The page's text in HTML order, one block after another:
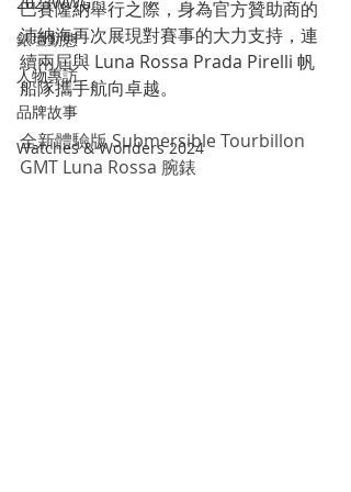
錶壇動態
人物專訪
品牌故事
Watches & Wonders 2024
巴賽隆納舉行之際，身為官方贊助商的
沛納海再次展現對賽事的大力支持，連
續兩屆與 Luna Rossa Prada Pirelli 帆
船隊攜手航向卓越。
全新體驗版 Submersible Tourbillon
GMT Luna Rossa 腕錶